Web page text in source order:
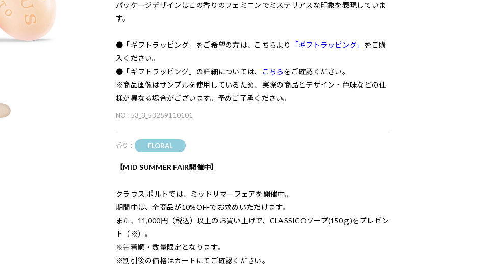
パッケージデザインはこの香りのフェミニンでミステリアスな印象を表現していま
す。
●「ギフトラッピング」をご希望の方は、こちらより 「ギフトラッピング」 をご購
入ください。
●「ギフトラッピング」の詳細については、
こちらをご確認ください。
※商品画像はサンプルを使用しているため、実際の商品とデザイン・色味などの仕
様が異なる場合がございます。予めご了承ください。
NO : 53_3_53259110101
香り : FLORAL
【MID SUMMER FAIR開催中】
クラウス ポルトでは、ミッドサマーフェアを開催中。
期間中は、全商品が10%OFFでお求めいただけます。
また、11,000円（税込）以上のお買い上げで、CLASSICOソープ(150ｇ)をプレゼン
ト（※）。
※先着順・数量限定となります。
※割引後の価格はカートにてご確認ください。